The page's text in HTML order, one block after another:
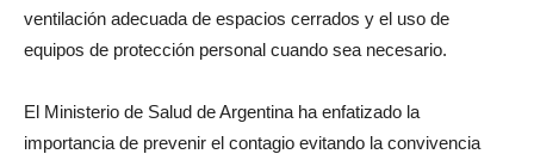
ventilación adecuada de espacios cerrados y el uso de
equipos de protección personal cuando sea necesario.
El Ministerio de Salud de Argentina ha enfatizado la
importancia de prevenir el contagio evitando la convivencia